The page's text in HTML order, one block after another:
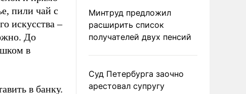
пили чай с
искусства –
До
в
в банку.
Минтруд предложил
расширить список
получателей двух пенсий
Суд Петербурга заочно
арестовал супругу